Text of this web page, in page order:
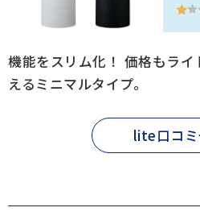
機能をスリム化！ 価格もラ
えるミニマルタイプ。
lite口コ